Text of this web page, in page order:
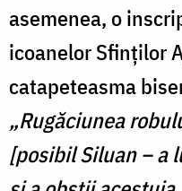
asemenea, o
icoanelor Sfinților
catapeteasma
„Rugăciunea
[posibil Siluan – a